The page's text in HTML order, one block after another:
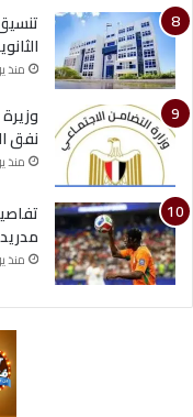
منذ
نفق
منذ
مدريد
منذ